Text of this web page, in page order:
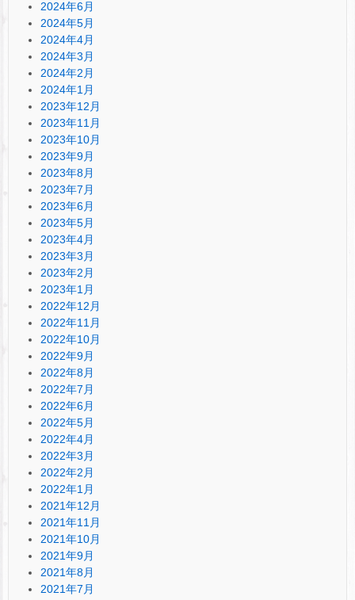
2024年6月
2024年5月
2024年4月
2024年3月
2024年2月
2024年1月
2023年12月
2023年11月
2023年10月
2023年9月
2023年8月
2023年7月
2023年6月
2023年5月
2023年4月
2023年3月
2023年2月
2023年1月
2022年12月
2022年11月
2022年10月
2022年9月
2022年8月
2022年7月
2022年6月
2022年5月
2022年4月
2022年3月
2022年2月
2022年1月
2021年12月
2021年11月
2021年10月
2021年9月
2021年8月
2021年7月